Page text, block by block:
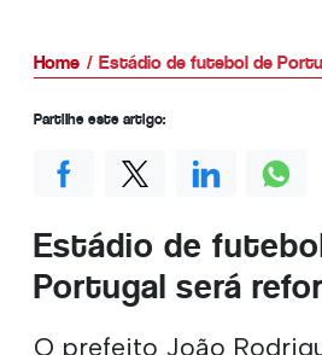
Home Estádio de futebol de
Estádio de
Portugal será
O prefeito João
Partilhe este artigo: